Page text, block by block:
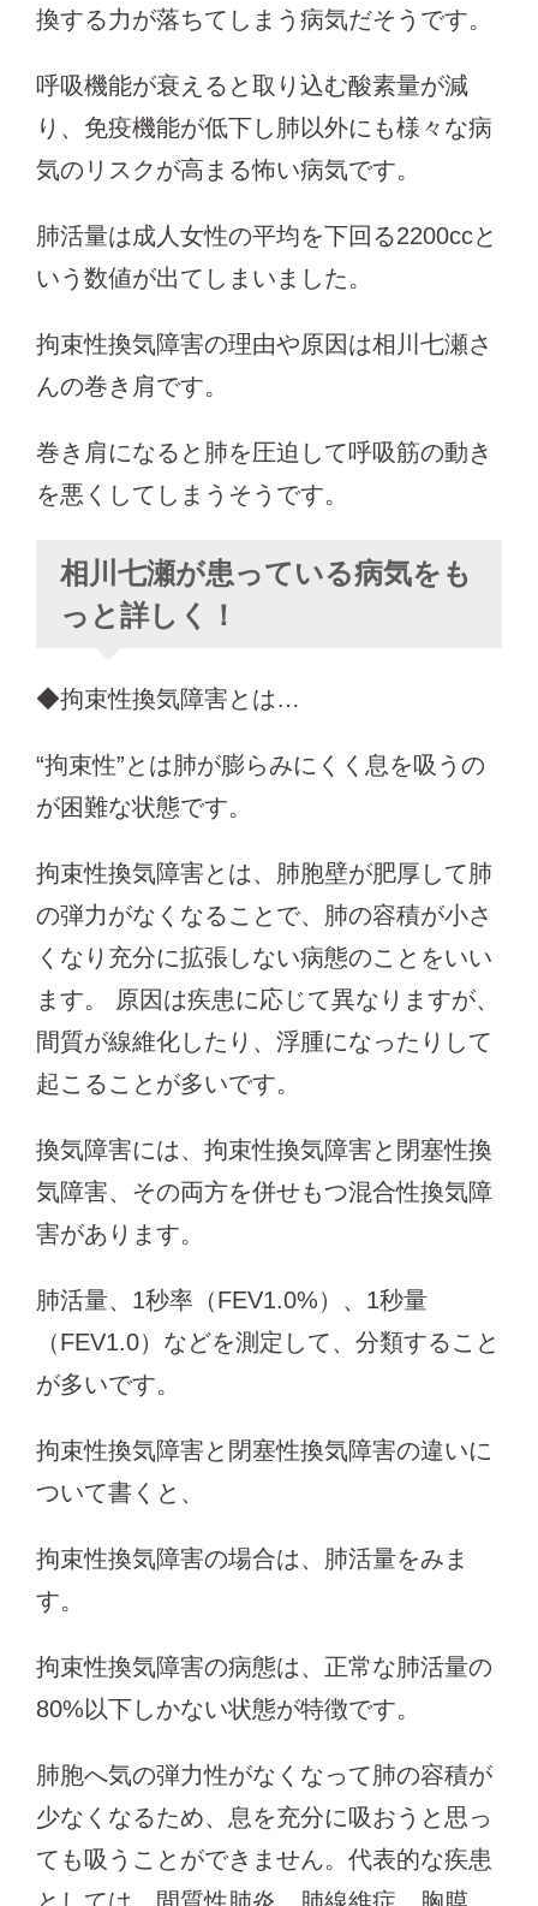
換する力が落ちてしまう病気だそうです。
呼吸機能が衰えると取り込む酸素量が減
り、免疫機能が低下し肺以外にも様々な病
気のリスクが高まる怖い病気です。
肺活量は成人女性の平均を下回る2200ccと
いう数値が出てしまいました。
拘束性換気障害の理由や原因は相川七瀬さ
んの巻き肩です。
巻き肩になると肺を圧迫して呼吸筋の動き
を悪くしてしまうそうです。
相川七瀬が患っている病気をも
っと詳しく！
◆拘束性換気障害とは…
“拘束性”とは肺が膨らみにくく息を吸うの
が困難な状態です。
拘束性換気障害とは、肺胞壁が肥厚して肺
の弾力がなくなることで、肺の容積が小さ
くなり充分に拡張しない病態のことをいい
ます。 原因は疾患に応じて異なりますが、
間質が線維化したり、浮腫になったりして
起こることが多いです。
換気障害には、拘束性換気障害と閉塞性換
気障害、その両方を併せもつ混合性換気障
害があります。
肺活量、1秒率（FEV1.0%）、1秒量
（FEV1.0）などを測定して、分類すること
が多いです。
拘束性換気障害と閉塞性換気障害の違いに
ついて書くと、
拘束性換気障害の場合は、肺活量をみま
す。
拘束性換気障害の病態は、正常な肺活量の
80%以下しかない状態が特徴です。
肺胞へ気の弾力性がなくなって肺の容積が
少なくなるため、息を充分に吸おうと思っ
ても吸うことができません。代表的な疾患